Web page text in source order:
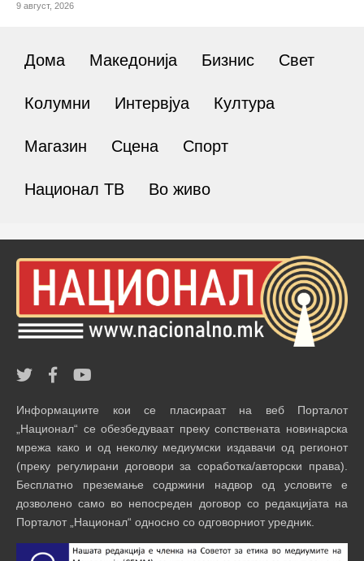
9 август, 2026
Дома Македонија Бизнис Свет
Колумни Интервјуа Култура
Магазин Сцена Спорт
Национал ТВ Во живо
Информациите кои се пласираат на веб Порталот
„Национал“ се обезбедуваат преку сопствената новинарска
мрежа како и од неколку медиумски издавачи од регионот
(преку регулирани договори за соработка/авторски права).
Бесплатно преземање содржини надвор од условите е
дозволено само во непосреден договор со редакцијата на
Порталот „Национал“ односно со одговорниот уредник.